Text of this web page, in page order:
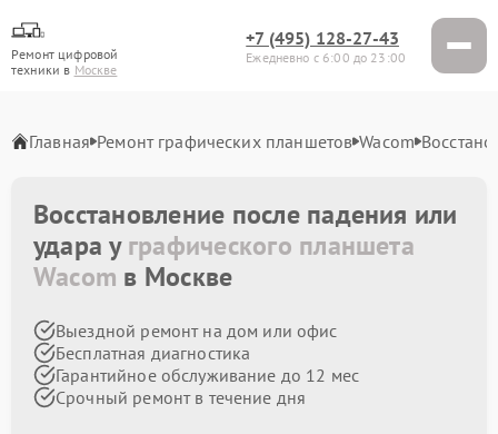
Ремонт цифровой
техники в Москве
+7 (495) 128-27-43
Ежедневно с 6:00 до 23:00
Главная Ремонт графических планшетов Wacom
Восстановление после падения или
удара уграфического планшета
Wacom в Москве
Выездной ремонт на дом или офис
Бесплатная диагностика
Гарантийное обслуживание до 12 мес
Срочный ремонт в течение дня